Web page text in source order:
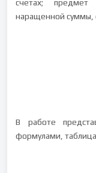
счетах;
наращенной суммы,
В работе
формулами,